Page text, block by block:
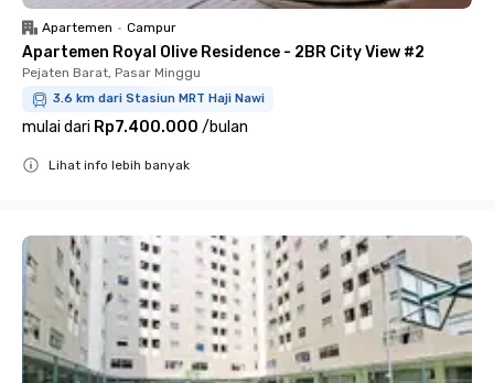
Apartemen • Campur
Apartemen Royal Olive Residence - 2BR City View #2
Pejaten Barat, Pasar Minggu
3.6 km dari Stasiun MRT Haji Nawi
mulai dari Rp7.400.000 /bulan
Lihat info lebih banyak